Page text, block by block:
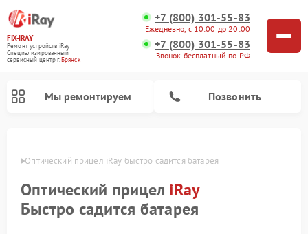
FIX-IRAY
Ремонт устройств iRay
Специализированный
cервисный центр г.Брянск
+7 (800) 301-55-83
Ежедневно, с 10:00 до 20:00
+7 (800) 301-55-83
Звонок бесплатный по РФ
Мы ремонтируем Позвонить
Оптический прицел iRay быстро садится батарея
Оптический прицел iRay
Быстро садится батарея